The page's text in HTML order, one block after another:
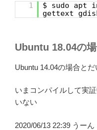
1
$ sudo apt
gettext
Ubuntu 18.04の
Ubuntu 14.04の場合とだ
いまコンパイルして実
いない
2020/06/13 22:39 うー